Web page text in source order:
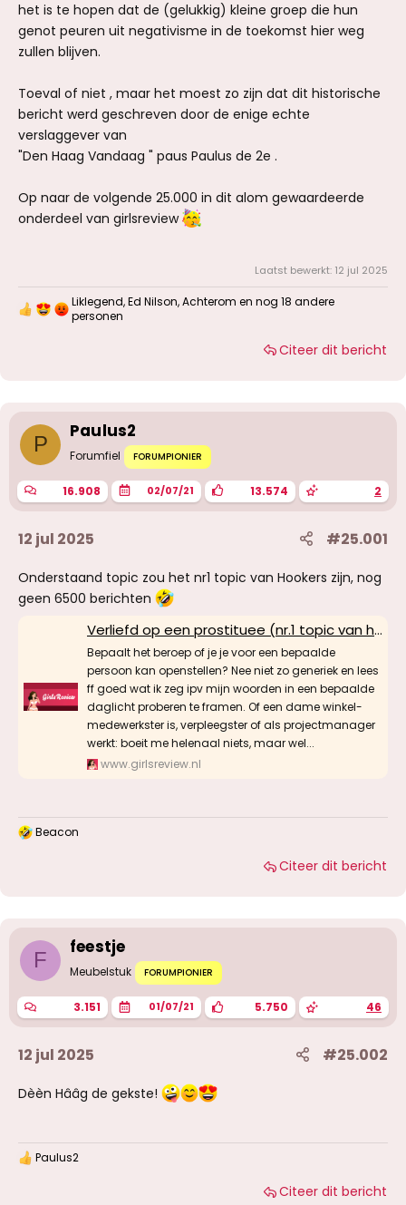
het is te hopen dat de (gelukkig) kleine groep die hun
genot peuren uit negativisme in de toekomst hier weg
zullen blijven.
Toeval of niet , maar het moest zo zijn dat dit historische
bericht werd geschreven door de enige echte
verslaggever van
"Den Haag Vandaag " paus Paulus de 2e .
Op naar de volgende 25.000 in dit alom gewaardeerde
onderdeel van girlsreview
Laatst bewerkt: 12 jul 2025
W
n
g
e
:
Liklegend,Ed Nilson,Achterom en nog 18 andere
personen
Citeer dit bericht
P
Paulus2
Forumfiel FORUMPIONIER
16.908 02/07/21 13.574 2
12 jul 2025 #25.001
Onderstaand topic zou het nr1 topic van Hookers zijn, nog
geen 6500 berichten
Verliefd op een prostituee (nr.1 topic van hookers)
Bepaalt het beroep of je je voor een bepaalde
persoon kan openstellen? Nee niet zo generiek en lees
ff goed wat ik zeg ipv mijn woorden in een bepaalde
daglicht proberen te framen. Of een dame winkel-
medewerkster is, verpleegster of als projectmanager
werkt: boeit me helenaal niets, maar wel...
www.girlsreview.nl
W
n
g
n
:
Beacon
Citeer dit bericht
F
feestje
Meubelstuk FORUMPIONIER
3.151 01/07/21 5.750 46
12 jul 2025 #25.002
Dèèn Hââg de gekste!
W Paulus2
Citeer dit bericht